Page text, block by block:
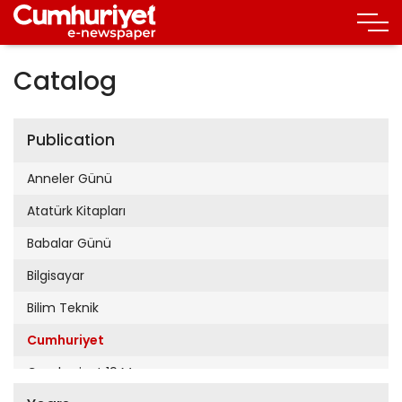
Catalog
Publication
Anneler Günü
Atatürk Kitapları
Babalar Günü
Bilgisayar
Bilim Teknik
Cumhuriyet
Cumhuriyet 19 Mayıs